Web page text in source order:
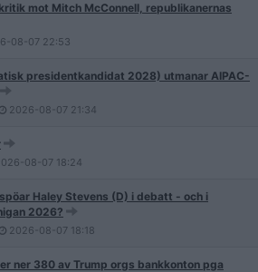
mot Mitch McConnell, republikanernas
08-07 22:53
presidentkandidat 2028) utmanar AIPAC-
2026-08-07 21:34
08-07 18:24
Haley Stevens (D) i debatt - och i
2026?
2026-08-07 18:18
ner 380 av Trump orgs bankkonton pga